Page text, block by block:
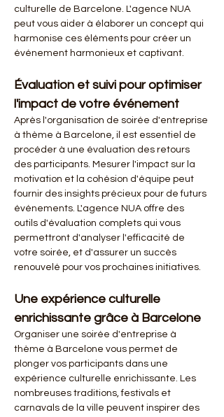
culturelle de Barcelone. L'agence NUA
peut vous aider à élaborer un concept qui
harmonise ces éléments pour créer un
événement harmonieux et captivant.
Évaluation et suivi pour optimiser
l'impact de votre événement
Après l'organisation de soirée d'entreprise
à thème à Barcelone, il est essentiel de
procéder à une évaluation des retours
des participants. Mesurer l'impact sur la
motivation et la cohésion d'équipe peut
fournir des insights précieux pour de futurs
événements. L'agence NUA offre des
outils d'évaluation complets qui vous
permettront d'analyser l'efficacité de
votre soirée, et d'assurer un succès
renouvelé pour vos prochaines initiatives.
Une expérience culturelle
enrichissante grâce à Barcelone
Organiser une soirée d'entreprise à
thème à Barcelone vous permet de
plonger vos participants dans une
expérience culturelle enrichissante. Les
nombreuses traditions, festivals et
carnavals de la ville peuvent inspirer des